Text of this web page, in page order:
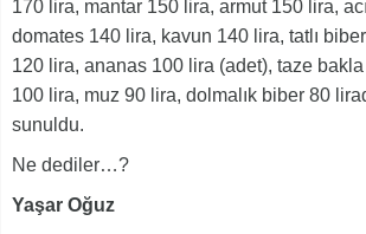
170 lira, mantar 150 lira, armut 150 lira,
domates 140 lira, kavun 140 lira, tatlı
120 lira, ananas 100 lira (adet), taze
100 lira, muz 90 lira, dolmalık biber 80
sunuldu.
Ne dediler…?
Yaşar Oğuz